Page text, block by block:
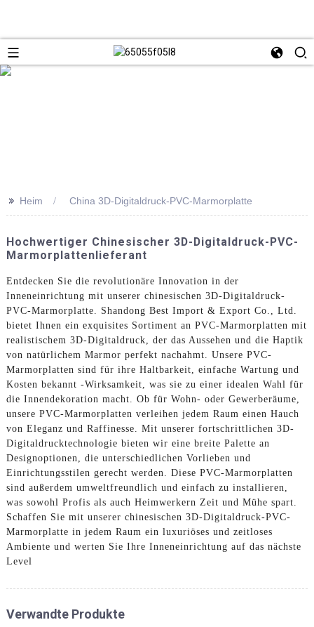
>> Heim China 3D-Digitaldruck-PVC-Marmorplatte
Hochwertiger Chinesischer 3D-Digitaldruck-PVC-
Marmorplattenlieferant
Entdecken Sie die revolutionäre Innovation in der
Inneneinrichtung mit unserer chinesischen 3D-Digitaldruck-
PVC-Marmorplatte. Shandong Best Import & Export Co., Ltd.
bietet Ihnen ein exquisites Sortiment an PVC-Marmorplatten mit
realistischem 3D-Digitaldruck, der das Aussehen und die Haptik
von natürlichem Marmor perfekt nachahmt. Unsere PVC-
Marmorplatten sind für ihre Haltbarkeit, einfache Wartung und
Kosten bekannt -Wirksamkeit, was sie zu einer idealen Wahl für
die Innendekoration macht. Ob für Wohn- oder Gewerberäume,
unsere PVC-Marmorplatten verleihen jedem Raum einen Hauch
von Eleganz und Raffinesse. Mit unserer fortschrittlichen 3D-
Digitaldrucktechnologie bieten wir eine breite Palette an
Designoptionen, die unterschiedlichen Vorlieben und
Einrichtungsstilen gerecht werden. Diese PVC-Marmorplatten
sind außerdem umweltfreundlich und einfach zu installieren,
was sowohl Profis als auch Heimwerkern Zeit und Mühe spart.
Schaffen Sie mit unserer chinesischen 3D-Digitaldruck-PVC-
Marmorplatte in jedem Raum ein luxuriöses und zeitloses
Ambiente und werten Sie Ihre Inneneinrichtung auf das nächste
Level
Verwandte Produkte